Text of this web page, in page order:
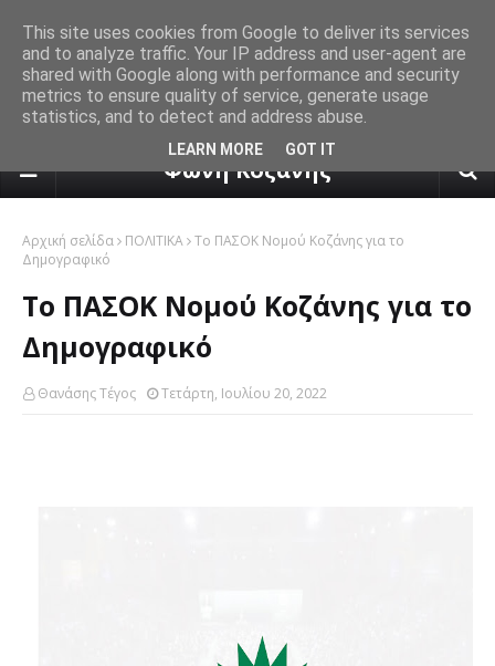
πρόγνωση καιρού από το
Φωνή Κοζάνης
Αρχική σελίδα ΠΟΛΙΤΙΚΑ Το ΠΑΣΟΚ Νομού Κοζάνης για το
Δημογραφικό
Το ΠΑΣΟΚ Νομού Κοζάνης για το
Δημογραφικό
Θανάσης Τέγος Τετάρτη, Ιουλίου 20, 2022
This site uses cookies from Google to deliver its services
and to analyze traffic. Your IP address and user-agent are
shared with Google along with performance and security
metrics to ensure quality of service, generate usage
statistics, and to detect and address abuse.
LEARN MORE GOT IT